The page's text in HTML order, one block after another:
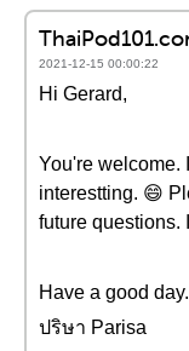
2021-12-15 00:00:22
Hi Gerard,
You're welcome.
interestting. 😄
future questions.
Have a good day.
ปริษา Parisa